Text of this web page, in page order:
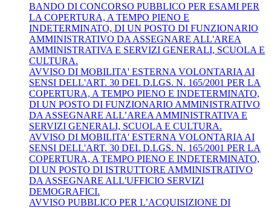
BANDO DI CONCORSO PUBBLICO PER ESAMI PER
LA COPERTURA, A TEMPO PIENO E
INDETERMINATO, DI UN POSTO DI FUNZIONARIO
AMMINISTRATIVO DA ASSEGNARE ALL'AREA
AMMINISTRATIVA E SERVIZI GENERALI, SCUOLA E
CULTURA.
AVVISO DI MOBILITA' ESTERNA VOLONTARIA AI
SENSI DELL'ART. 30 DEL D.LGS. N. 165/2001 PER LA
COPERTURA, A TEMPO PIENO E INDETERMINATO,
DI UN POSTO DI FUNZIONARIO AMMINISTRATIVO
DA ASSEGNARE ALL’AREA AMMINISTRATIVA E
SERVIZI GENERALI, SCUOLA E CULTURA.
AVVISO DI MOBILITA' ESTERNA VOLONTARIA AI
SENSI DELL'ART. 30 DEL D.LGS. N. 165/2001 PER LA
COPERTURA, A TEMPO PIENO E INDETERMINATO,
DI UN POSTO DI ISTRUTTORE AMMINISTRATIVO
DA ASSEGNARE ALL'UFFICIO SERVIZI
DEMOGRAFICI.
AVVISO PUBBLICO PER L’ACQUISIZIONE DI